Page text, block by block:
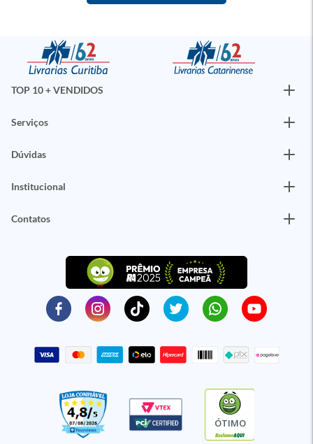
TOP 10 + VENDIDOS
Serviços
Dúvidas
Institucional
Contatos
ÓTIMO